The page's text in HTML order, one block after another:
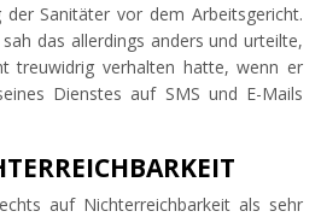
Sanitäter vor dem Arbeitsgericht.
das allerdings anders und urteilte,
treuwidrig verhalten hatte, wenn er
Dienstes auf SMS und E-Mails
auf Nichterreichbarkeit als sehr